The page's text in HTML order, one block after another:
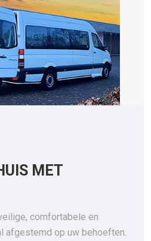
MET
comfortabele en
afgestemd op uw behoeften.